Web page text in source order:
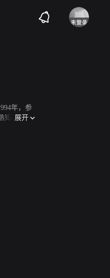
年，参
知。2000
演动作
2008
温情日
展开